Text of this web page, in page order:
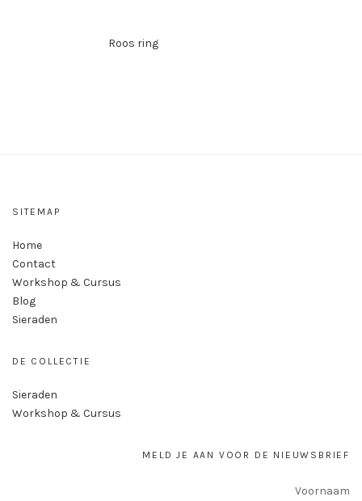
Roos ring
SITEMAP
Home
Contact
Workshop & Cursus
Blog
Sieraden
DE COLLECTIE
Sieraden
Workshop & Cursus
MELD JE AAN VOOR DE NIEUWSBRIEF
Voornaam